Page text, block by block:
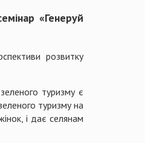
«Генеруй
розвитку
туризму є
туризму на
і дає селянам